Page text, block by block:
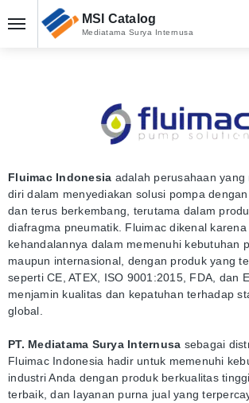
MSI Catalog
Mediatama Surya Internusa
Fluimac Indonesia adalah perusahaan yang
diri dalam menyediakan solusi pompa
dan terus berkembang, terutama dalam
diafragma pneumatik. Fluimac dikenal
kehandalannya dalam memenuhi kebutuhan
maupun internasional, dengan produk yang
seperti CE, ATEX, ISO 9001:2015, FDA, dan
menjamin kualitas dan kepatuhan terhadap
global.
PT. Mediatama Surya Internusa sebagai
Fluimac Indonesia hadir untuk memenuhi
industri Anda dengan produk berkualitas
terbaik, dan layanan purna jual yang